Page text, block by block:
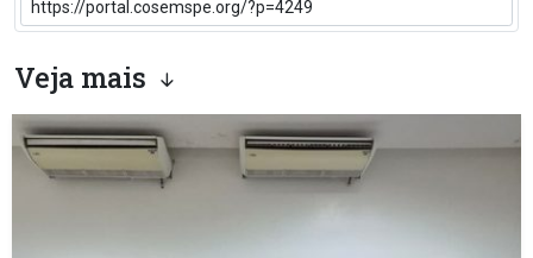
Veja mais